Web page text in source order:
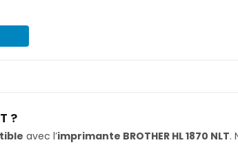
?
avec l’imprimante BROTHER HL 1870 NLT.